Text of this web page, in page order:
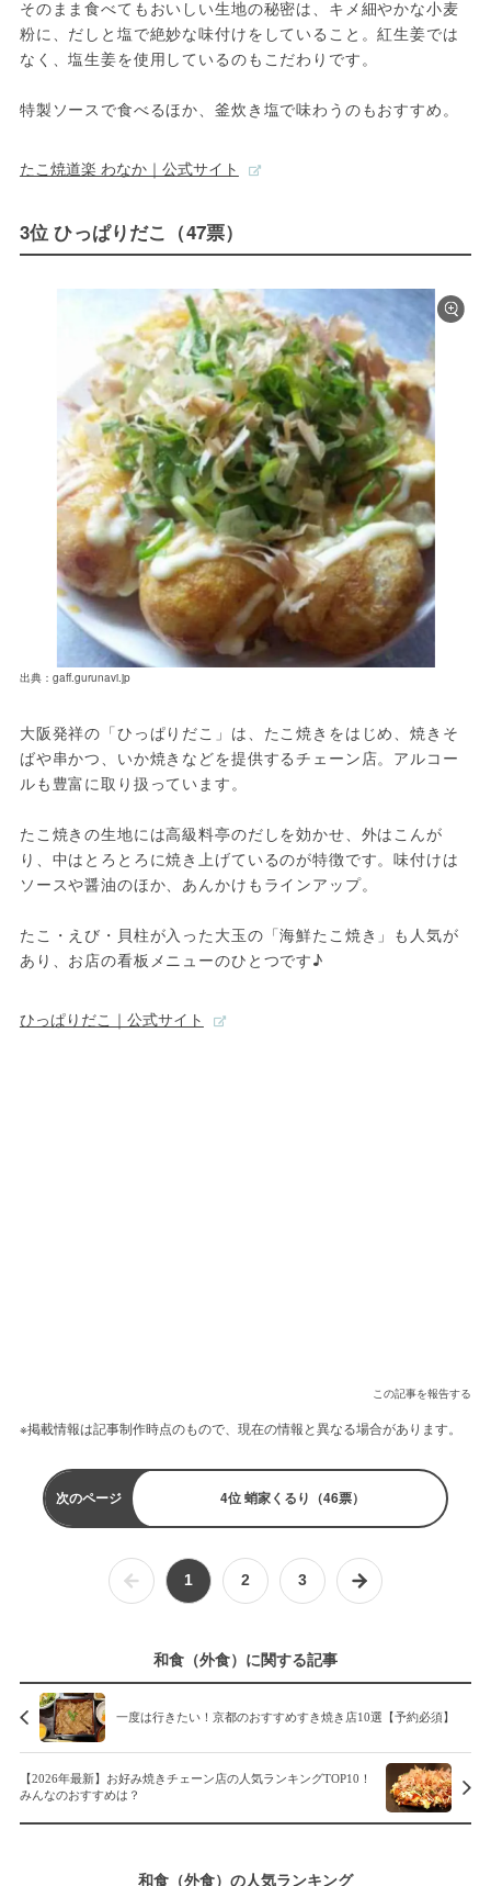
そのまま食べてもおいしい生地の秘密は、キメ細やかな小麦
粉に、だしと塩で絶妙な味付けをしていること。紅生姜では
なく、塩生姜を使用しているのもこだわりです。
特製ソースで食べるほか、釜炊き塩で味わうのもおすすめ。
たこ焼道楽 わなか｜公式サイト
3位 ひっぱりだこ（47票）
出典：gaff.gurunavi.jp
大阪発祥の「ひっぱりだこ」は、たこ焼きをはじめ、焼きそ
ばや串かつ、いか焼きなどを提供するチェーン店。アルコー
ルも豊富に取り扱っています。
たこ焼きの生地には高級料亭のだしを効かせ、外はこんが
り、中はとろとろに焼き上げているのが特徴です。味付けは
ソースや醤油のほか、あんかけもラインアップ。
たこ・えび・貝柱が入った大玉の「海鮮たこ焼き」も人気が
あり、お店の看板メニューのひとつです♪
ひっぱりだこ｜公式サイト
この記事を報告する
※掲載情報は記事制作時点のもので、現在の情報と異なる場合があります。
次のページ 4位 蛸家くるり（46票）
1 2 3
和食（外食）に関する記事
一度は行きたい！京都のおすすめすき焼き店10選【予約必須】
【2026年最新】お好み焼きチェーン店の人気ランキングTOP10！
みんなのおすすめは？
和食（外食）の人気ランキング